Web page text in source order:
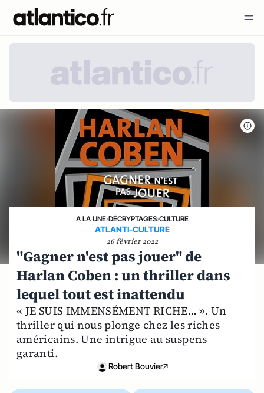
A LA UNE›DÉCRYPTAGES›CULTURE
ATLANTI-CULTURE
26 février 2022
"Gagner n'est pas jouer" de
Harlan Coben : un thriller dans
lequel tout est inattendu
« JE SUIS IMMENSÉMENT RICHE… ». Un
thriller qui nous plonge chez les riches
américains. Une intrigue au suspens
garanti.
Robert Bouvier